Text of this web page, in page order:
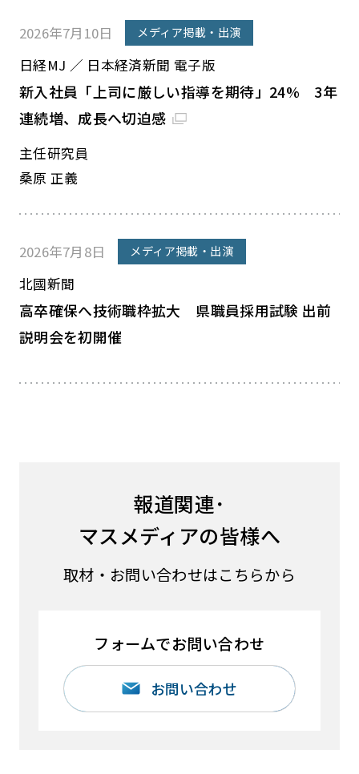
2026年7月10日 メディア掲載・出演
日経MJ ／ 日本経済新聞 電子版
新入社員「上司に厳しい指導を期待」24% 3年
連続増、成長へ切迫感
主任研究員
桑原 正義
2026年7月8日 メディア掲載・出演
北國新聞
高卒確保へ技術職枠拡大 県職員採用試験 出前
説明会を初開催
報道関連･
マスメディアの皆様へ
取材・お問い合わせはこちらから
フォームでお問い合わせ
お問い合わせ